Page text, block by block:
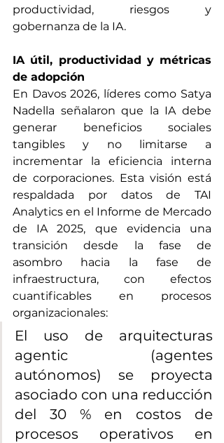
productividad, riesgos y
gobernanza de la IA.
IA útil, productividad y métricas
de adopción
En Davos 2026, líderes como Satya
Nadella señalaron que la IA debe
generar beneficios sociales
tangibles y no limitarse a
incrementar la eficiencia interna
de corporaciones. Esta visión está
respaldada por datos de TAI
Analytics en el Informe de Mercado
de IA 2025, que evidencia una
transición desde la fase de
asombro hacia la fase de
infraestructura, con efectos
cuantificables en procesos
organizacionales:
El uso de arquitecturas
agentic (agentes
autónomos) se proyecta
asociado con una reducción
del 30 % en costos de
procesos operativos en